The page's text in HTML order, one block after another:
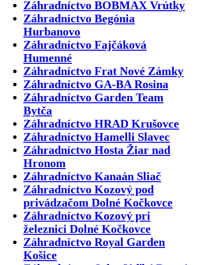
Záhradníctvo BOBMAX Vrútky
Záhradníctvo Begónia
Hurbanovo
Záhradníctvo Fajčáková
Humenné
Záhradníctvo Frat Nové Zámky
Záhradníctvo GA-BA Rosina
Záhradníctvo Garden Team
Bytča
Záhradníctvo HRAD Krušovce
Záhradníctvo Hamelli Slavec
Záhradníctvo Hosta Žiar nad
Hronom
Záhradníctvo Kanaán Sliač
Záhradníctvo Kozový pod
privádzačom Dolné Kočkovce
Záhradníctvo Kozový pri
železnici Dolné Kočkovce
Záhradníctvo Royal Garden
Košice